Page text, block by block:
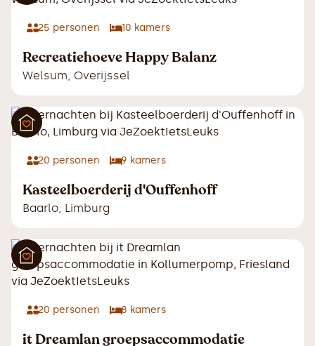
25 personen 10 kamers
Recreatiehoeve Happy Balanz
Welsum, Overijssel
20 personen 9 kamers
Kasteelboerderij d'Ouffenhoff
Baarlo, Limburg
20 personen 8 kamers
it Dreamlan groepsaccommodatie